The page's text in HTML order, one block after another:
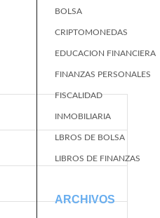
BOLSA
CRIPTOMONEDAS
EDUCACION FINANCIERA
FINANZAS PERSONALES
FISCALIDAD
INMOBILIARIA
LBROS DE BOLSA
LIBROS DE FINANZAS
ARCHIVOS